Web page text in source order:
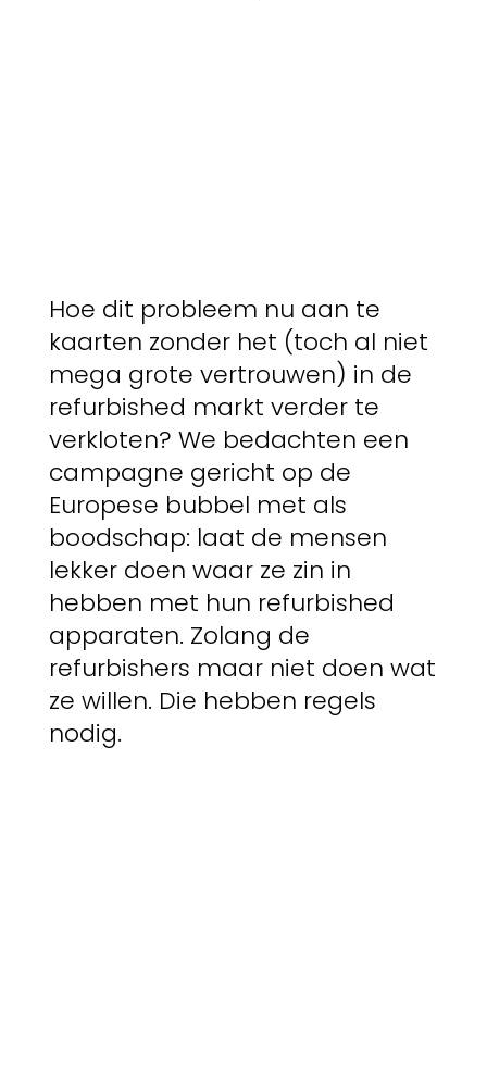
Hoe dit probleem nu aan te
kaarten zonder het (toch al niet
mega grote vertrouwen) in de
refurbished markt verder te
verkloten? We bedachten een
campagne gericht op de
Europese bubbel met als
boodschap: laat de mensen
lekker doen waar ze zin in
hebben met hun refurbished
apparaten. Zolang de
refurbishers maar niet doen wat
ze willen. Die hebben regels
nodig.